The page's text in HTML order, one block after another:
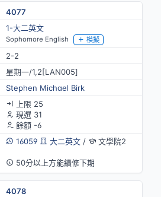
4077
1-大二英文
Sophomore English 模擬
2-2
星期一/1,2[LAN005]
Stephen Michael Birk
上限 25
現選 31
餘額 -6
16059
大二英文/ 文學院2
50分以上方能續修下期
4078